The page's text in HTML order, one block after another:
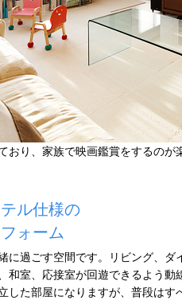
おり、家族で映画鑑賞をするのが
ル仕様の
ォーム
に過ごす空間です。リビング、ダ
和室、応接室が回遊できるよう動
した部屋になりますが、普段はす